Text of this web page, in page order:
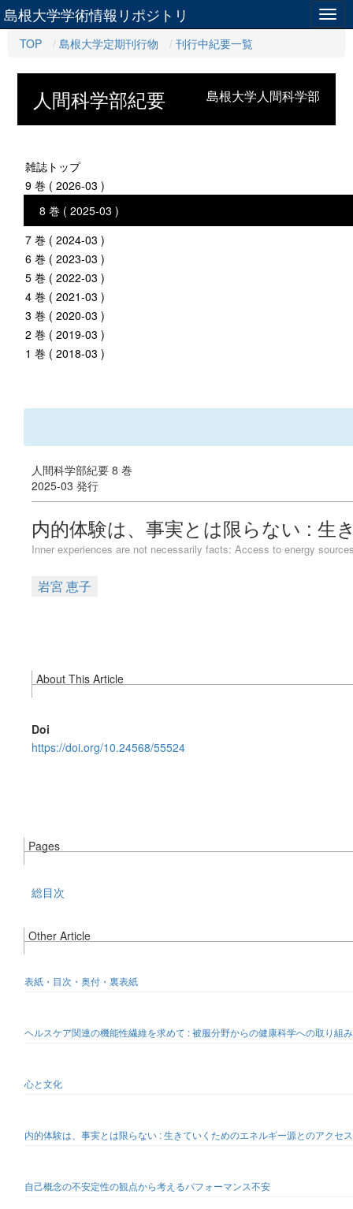
島根大学学術情報リポジトリ
TOP 島根大学定期刊行物 刊行中紀要一覧
島根大学人間科学部
人間科学部紀要
雑誌トップ
9 巻 ( 2026-03 )
8 巻 ( 2025-03 )
7 巻 ( 2024-03 )
6 巻 ( 2023-03 )
5 巻 ( 2022-03 )
4 巻 ( 2021-03 )
3 巻 ( 2020-03 )
2 巻 ( 2019-03 )
1 巻 ( 2018-03 )
人間科学部紀要 8 巻
2025-03 発行
内的体験は、事実とは限らない : 生
Inner experiences are not necessarily facts: Access to energy
岩宮 恵子
About This Article
Doi
https://doi.org/10.24568/55524
Pages
総目次
Other Article
表紙・目次・奥付・裏表紙
ヘルスケア関連の機能性繊維を求めて : 被服分野からの健康科学への取り組み
心と文化
内的体験は、事実とは限らない : 生きていくためのエネルギー源とのアクセス
自己概念の不安定性の観点から考えるパフォーマンス不安